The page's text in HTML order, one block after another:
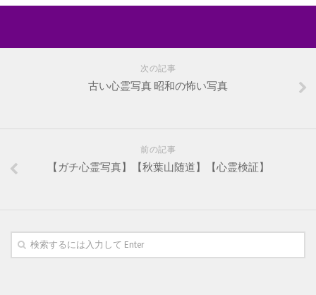
次の記事
古い心霊写真 昭和の怖い写真
前の記事
【ガチ心霊写真】【秋葉山随道】【心霊検証】